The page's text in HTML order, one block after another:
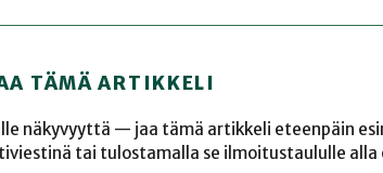
TÄMÄ ARTIKKELI
näkyvyyttä — jaa tämä artikkeli eteenpäin
tai tulostamalla se ilmoitustaululle alla